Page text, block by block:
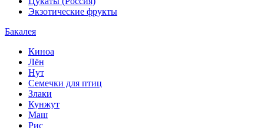
Экзотические фрукты
Бакалея
Киноа
Лён
Нут
Семечки для птиц
Злаки
Кунжут
Маш
Рис